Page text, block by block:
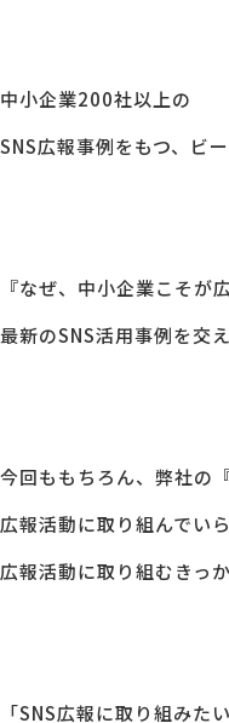
中小企業200社以上の
SNS広報事例をもつ、ビ
『なぜ、中小企業こそが
最新のSNS活用事例を交
今回ももちろん、弊社の
広報活動に取り組んでい
広報活動に取り組むきっ
「SNS広報に取り組みた